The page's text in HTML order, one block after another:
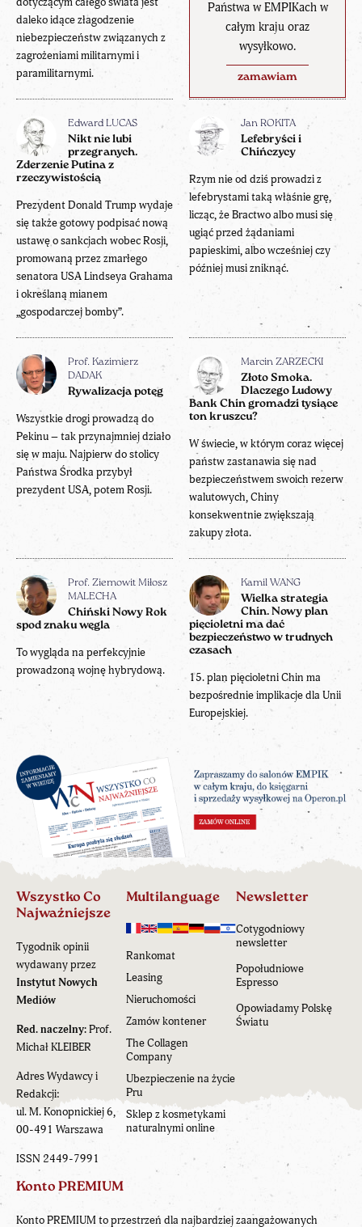
Państwa w EMPIKach w
całym kraju oraz
wysyłkowo.
zamawiam
daleko idące złagodzenie
niebezpieczeństw związanych z
zagrożeniami militarnymi i
paramilitarnymi.
Edward LUCAS
Nikt nie lubi
przegranych.
Zderzenie Putina z
rzeczywistością
Prezydent Donald Trump wydaje
się także gotowy podpisać nową
ustawę o sankcjach wobec Rosji,
promowaną przez zmarłego
senatora USA Lindseya Grahama
i określaną mianem
„gospodarczej bomby”.
Jan ROKITA
Lefebryści i
Chińczycy
Rzym nie od dziś prowadzi z
lefebrystami taką właśnie grę,
licząc, że Bractwo albo musi się
ugiąć przed żądaniami
papieskimi, albo wcześniej czy
później musi zniknąć.
Prof. Kazimierz
DADAK
Rywalizacja potęg
Wszystkie drogi prowadzą do
Pekinu – tak przynajmniej działo
się w maju. Najpierw do stolicy
Państwa Środka przybył
prezydent USA, potem Rosji.
Marcin ZARZECKI
Złoto Smoka.
Dlaczego Ludowy
Bank Chin gromadzi tysiące
ton kruszcu?
W świecie, w którym coraz więcej
państw zastanawia się nad
bezpieczeństwem swoich rezerw
walutowych, Chiny
konsekwentnie zwiększają
zakupy złota.
Prof. Ziemowit Miłosz
MALECHA
Chiński Nowy Rok
spod znaku węgla
To wygląda na perfekcyjnie
prowadzoną wojnę hybrydową.
Kamil WANG
Wielka strategia
Chin. Nowy plan
pięcioletni ma dać
bezpieczeństwo w trudnych
czasach
15. plan pięcioletni Chin ma
bezpośrednie implikacje dla Unii
Europejskiej.
Wszystko Co
Najważniejsze
Tygodnik opinii
wydawany przez
Instytut Nowych
Mediów
Red. naczelny:Prof.
Michał KLEIBER
Adres Wydawcy i
Redakcji:
ul. M. Konopnickiej 6,
00-491 Warszawa
ISSN 2449-7991
Multilanguage
Rankomat
Leasing
Nieruchomości
Zamów kontener
The Collagen
Company
Ubezpieczenie na życie
Pru
Sklep z kosmetykami
naturalnymi online
Newsletter
Cotygodniowy
newsletter
Popołudniowe
Espresso
Opowiadamy Polskę
Światu
Konto PREMIUM
Konto PREMIUM to przestrzeń dla najbardziej zaangażowanych